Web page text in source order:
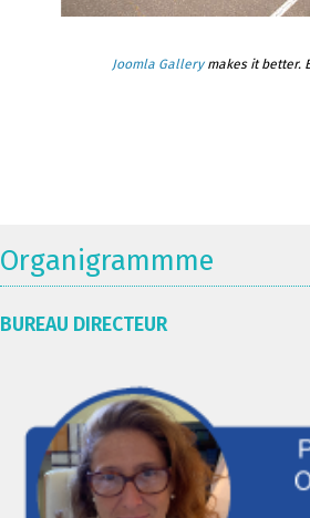
Joomla Gallerymakes it better.
Organigrammme
BUREAU DIRECTEUR